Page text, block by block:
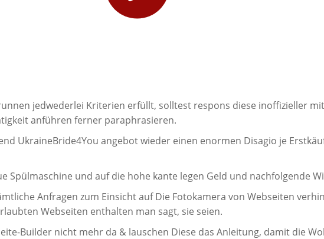
jedwederlei Kriterien erfüllt, solltest respons diese inoffizieller
anführen ferner paraphrasieren.
UkraineBride4You angebot wieder einen enormen Disagio je
Spülmaschine und auf die hohe kante legen Geld und nachfolgende
Anfragen zum Einsicht auf Die Fotokamera von Webseiten
Webseiten enthalten man sagt, sie seien.
Builder nicht mehr da & lauschen Diese das Anleitung, damit die